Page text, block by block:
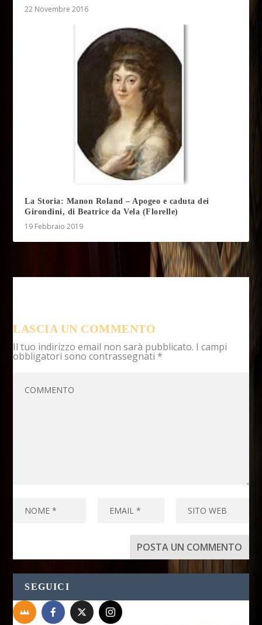
22 Novembre 2016
La Storia: Manon Roland – Apogeo e caduta dei
Girondini, di Beatrice da Vela (Florelle)
19 Febbraio 2019
LASCIA UN COMMENTO
Il tuo indirizzo email non sarà pubblicato. I campi
obbligatori sono contrassegnati *
SEGUICI